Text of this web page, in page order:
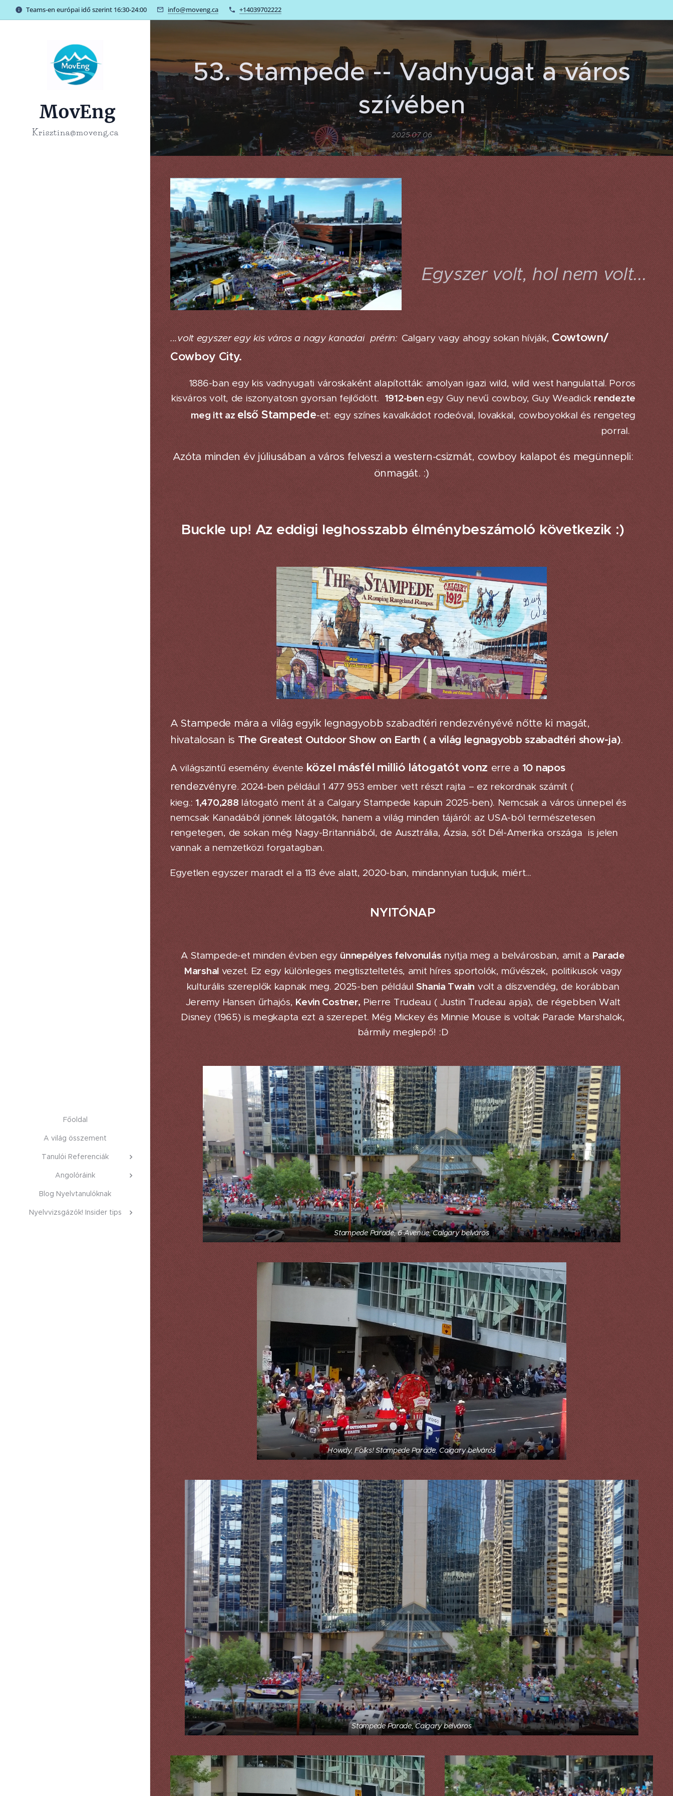
Teams-en európai idő szerint 16:30-24:00 info@moveng.ca +14039702222
MovEng
Krisztina@moveng.ca
Főoldal
A világ összement
Tanulói Referenciák
Angolóráink
Blog Nyelvtanulóknak
Nyelvvizsgázók! Insider tips
53. Stampede -- Vadnyugat a város
szívében
2025.07.06
Egyszer volt, hol nem volt...
...volt egyszer egy kis város a nagy kanadai prérin: Calgary vagy ahogy sokan hívják,Cowtown/
Cowboy City.
1886-ban egy kis vadnyugati városkaként alapították: amolyan igazi wild, wild west hangulattal. Poros
kisváros volt, de iszonyatosn gyorsan fejlődött.1912-benegy Guy nevű cowboy, Guy Weadickrendezte
meg itt azelső Stampede-et: egy színes kavalkádot rodeóval, lovakkal, cowboyokkal és rengeteg
porral.
Azóta minden év júliusában a város felveszi a western-csizmát, cowboy kalapot és megünnepli:
önmagát. :)
Buckle up! Az eddigi leghosszabb élménybeszámoló következik :)
A Stampede mára a világ egyik legnagyobb szabadtéri rendezvényévé nőtte ki magát,
hivatalosan isThe Greatest Outdoor Show on Earth ( a világ legnagyobb szabadtéri show-ja).
A világszintű esemény éventeközel másfél millió látogatót vonz erre a10 napos
rendezvényre.2024-ben például 1 477 953 ember vett részt rajta – ez rekordnak számít (
kieg.:1,470,288látogató ment át a Calgary Stampede kapuin 2025-ben). Nemcsak a város ünnepel és
nemcsak Kanadából jönnek látogatók, hanem a világ minden tájáról: az USA-ból természetesen
rengetegen, de sokan még Nagy-Britanniából, de Ausztrália, Ázsia, sőt Dél-Amerika országa is jelen
vannak a nemzetközi forgatagban.
Egyetlen egyszer maradt el a 113 éve alatt, 2020-ban, mindannyian tudjuk, miért...
NYITÓNAP
A Stampede-et minden évben együnnepélyes felvonulásnyitja meg a belvárosban, amit aParade
Marshalvezet. Ez egy különleges megtiszteltetés, amit híres sportolók, művészek, politikusok vagy
kulturális szereplők kapnak meg. 2025-ben példáulShania Twainvolt a díszvendég, de korábban
Jeremy Hansen űrhajós,Kevin Costner,Pierre Trudeau ( Justin Trudeau apja), de régebben Walt
Disney (1965) is megkapta ezt a szerepet. Még Mickey és Minnie Mouse is voltak Parade Marshalok,
bármily meglepő! :D
Stampede Parade, 6 Avenue, Calgary belváros
Howdy, Folks! Stampede Parade, Calgary belváros
Stampede Parade, Calgary belváros